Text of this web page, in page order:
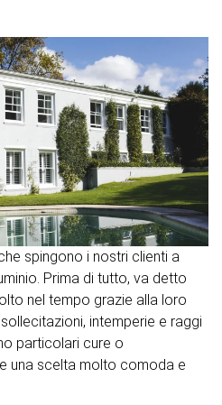
spingono i nostri clienti a
Prima di tutto, va detto
nel tempo grazie alla loro
intemperie e raggi
particolari cure o
una scelta molto comoda e